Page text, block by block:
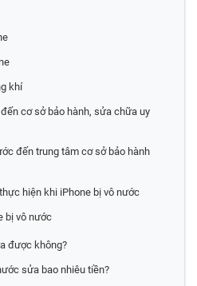
khí
cơ sở bảo hành, sửa chữa uy
đến trung tâm cơ sở bảo hành
hiện khi iPhone bị vô nước
bị vô nước
được không?
sửa bao nhiêu tiền?